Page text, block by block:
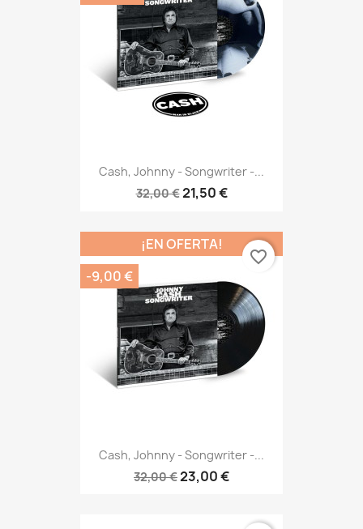
Cash, Johnny - Songwriter -...
32,00 €21,50 €
Cash, Johnny - Songwriter -...
32,00 €23,00 €
¡EN OFERTA!
-9,00 €
favorite_border